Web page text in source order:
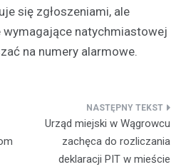
się zgłoszeniami, ale
wymagające natychmiastowej
na numery alarmowe.
Urząd miejski w Wągrowcu
zachęca do rozliczania
deklaracji PIT w mieście